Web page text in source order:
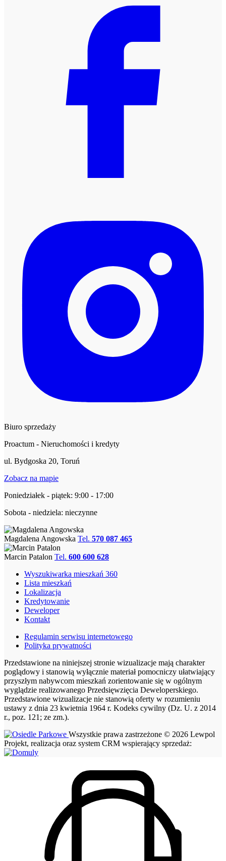
Biuro sprzedaży
Proactum - Nieruchomości i kredyty
ul. Bydgoska 20, Toruń
Zobacz na mapie
Poniedziałek - piątek: 9:00 - 17:00
Sobota - niedziela: nieczynne
Magdalena Angowska Tel. 570 087 465
Marcin Patalon Tel. 600 600 628
Wyszukiwarka mieszkań 360
Lista mieszkań
Lokalizacja
Kredytowanie
Deweloper
Kontakt
Regulamin serwisu internetowego
Polityka prywatności
Przedstawione na niniejszej stronie wizualizacje mają charakter
poglądowy i stanowią wyłącznie materiał pomocniczy ułatwiający
przyszłym nabywcom mieszkań zorientowanie się w ogólnym
wyglądzie realizowanego Przedsięwzięcia Deweloperskiego.
Przedstawione wizualizacje nie stanowią oferty w rozumieniu
ustawy z dnia 23 kwietnia 1964 r. Kodeks cywilny (Dz. U. z 2014
r., poz. 121; ze zm.).
Wszystkie prawa zastrzeżone © 2026 Lewpol
Projekt, realizacja oraz system CRM wspierający sprzedaż: